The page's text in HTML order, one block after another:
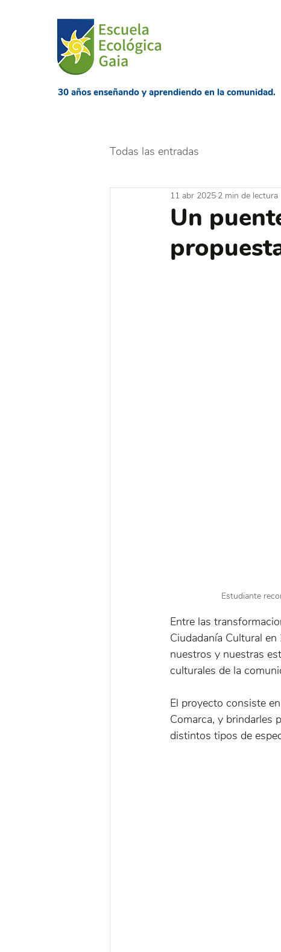
​30 años enseñando y aprendiendo en la comunidad.
Todas las entradas
Un
11 abr 2025 2 min de lectura
Estudiante
Entre las
Ciudadanía Cultural en
nuestros y nuestras
culturales de la
El proyecto consiste
Comarca, y brindarles
distintos tipos de